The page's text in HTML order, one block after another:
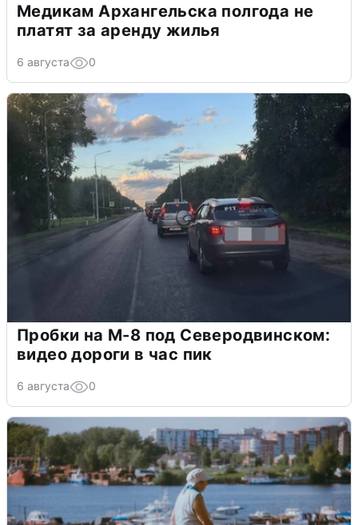
Медикам Архангельска полгода не
платят за аренду жилья
6 августа 0
Пробки на М-8 под Северодвинском:
видео дороги в час пик
6 августа 0